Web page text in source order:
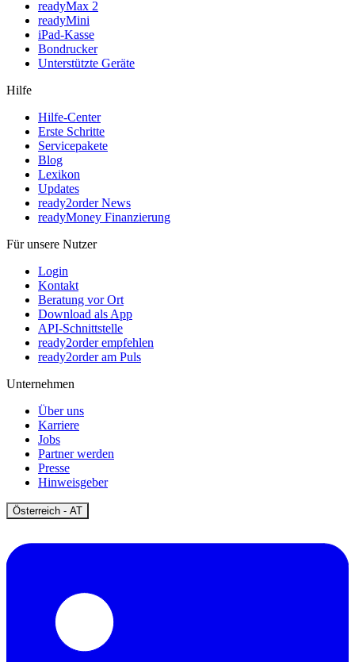
readyMax 2
readyMini
iPad-Kasse
Bondrucker
Unterstützte Geräte
Hilfe
Hilfe-Center
Erste Schritte
Servicepakete
Blog
Lexikon
Updates
ready2order News
readyMoney Finanzierung
Für unsere Nutzer
Login
Kontakt
Beratung vor Ort
Download als App
API-Schnittstelle
ready2order empfehlen
ready2order am Puls
Unternehmen
Über uns
Karriere
Jobs
Partner werden
Presse
Hinweisgeber
Österreich - ATOpen